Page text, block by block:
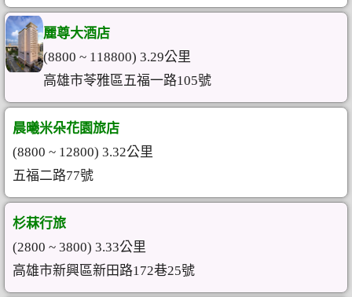
麗尊大酒店
(8800 ~ 118800) 3.29公里
高雄市苓雅區五福一路105號
晨曦米朵花園旅店
(8800 ~ 12800) 3.32公里
五福二路77號
杉菻行旅
(2800 ~ 3800) 3.33公里
高雄市新興區新田路172巷25號